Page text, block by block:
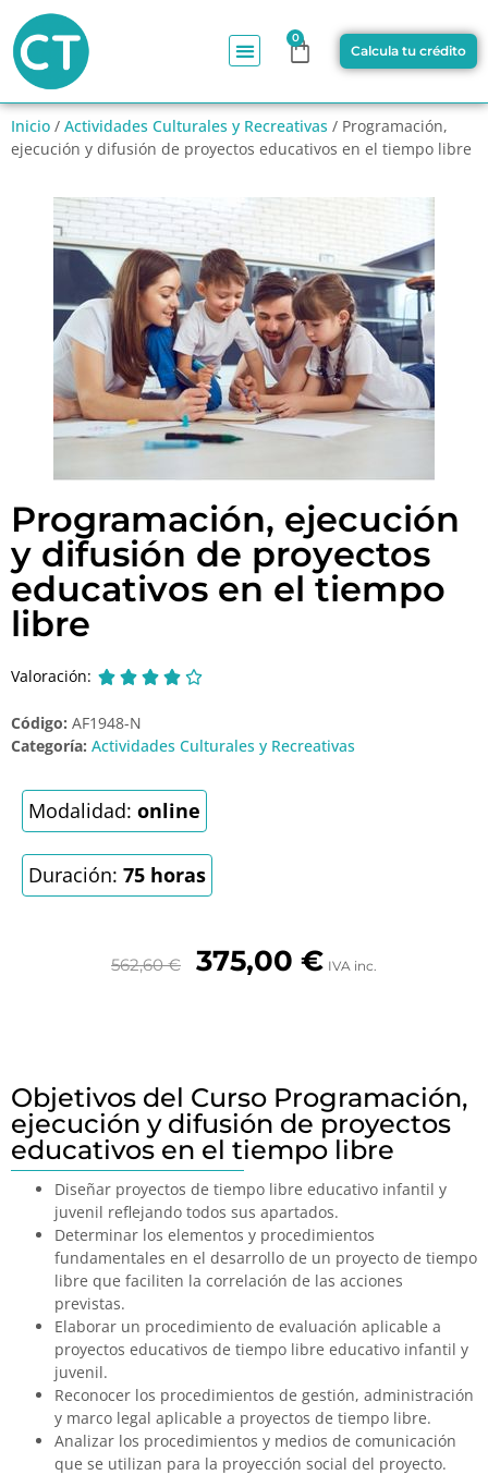
0
Calcula tu crédito
Inicio / Actividades Culturales y Recreativas / Programación,
ejecución y difusión de proyectos educativos en el tiempo libre
Programación, ejecución
y difusión de proyectos
educativos en el tiempo
libre
Valoración:     
Código: AF1948-N
Categoría: Actividades Culturales y Recreativas
Modalidad: online
Duración: 75 horas
562,60€ 375,00 € IVA inc.
Objetivos del Curso Programación,
ejecución y difusión de proyectos
educativos en el tiempo libre
Diseñar proyectos de tiempo libre educativo infantil y
juvenil reflejando todos sus apartados.
Determinar los elementos y procedimientos
fundamentales en el desarrollo de un proyecto de tiempo
libre que faciliten la correlación de las acciones
previstas.
Elaborar un procedimiento de evaluación aplicable a
proyectos educativos de tiempo libre educativo infantil y
juvenil.
Reconocer los procedimientos de gestión, administración
y marco legal aplicable a proyectos de tiempo libre.
Analizar los procedimientos y medios de comunicación
que se utilizan para la proyección social del proyecto.